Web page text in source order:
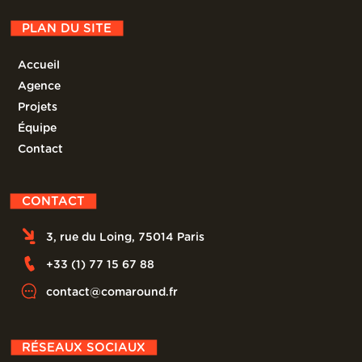
PLAN DU SITE
Accueil
Agence
Projets
Équipe
Contact
CONTACT
3, rue du Loing, 75014 Paris
+33 (1) 77 15 67 88
contact@comaround.fr
RÉSEAUX SOCIAUX